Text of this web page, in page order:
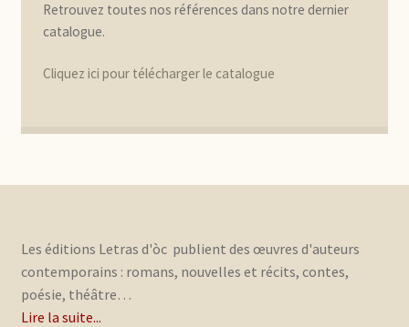
Retrouvez toutes nos références dans notre dernier
catalogue.
Cliquez ici pour télécharger le catalogue
Les éditions Letras d'òc publient des œuvres d'auteurs
contemporains : romans, nouvelles et récits, contes,
poésie, théâtre…
Lire la suite...